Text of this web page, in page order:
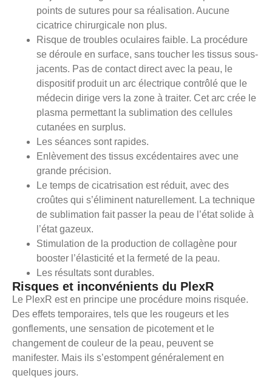
points de sutures pour sa réalisation. Aucune
cicatrice chirurgicale non plus.
Risque de troubles oculaires faible. La procédure
se déroule en surface, sans toucher les tissus sous-
jacents. Pas de contact direct avec la peau, le
dispositif produit un arc électrique contrôlé que le
médecin dirige vers la zone à traiter. Cet arc crée le
plasma permettant la sublimation des cellules
cutanées en surplus.
Les séances sont rapides.
Enlèvement des tissus excédentaires avec une
grande précision.
Le temps de cicatrisation est réduit, avec des
croûtes qui s’éliminent naturellement. La technique
de sublimation fait passer la peau de l’état solide à
l’état gazeux.
Stimulation de la production de collagène pour
booster l’élasticité et la fermeté de la peau.
Les résultats sont durables.
Risques et inconvénients du PlexR
Le PlexR est en principe une procédure moins risquée.
Des effets temporaires, tels que les rougeurs et les
gonflements, une sensation de picotement et le
changement de couleur de la peau, peuvent se
manifester. Mais ils s’estompent généralement en
quelques jours.